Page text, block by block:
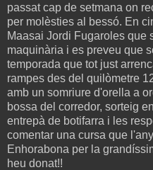
passat cap de setmana on
per molèsties al bessó. En
Maasai Jordi Fugaroles que
maquinària i es preveu que
temporada que tot just
rampes des del quilòmetre
amb un somriure d'orella a
bossa del corredor, sorteig
entrepà de botifarra i les
comentar una cursa que
Enhorabona per la
heu donat!!